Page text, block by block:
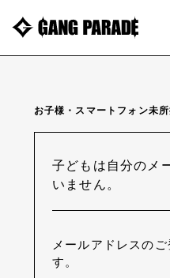
お子様・スマートフォン未
子どもは自分のメ
いません。
メールアドレスの
す。